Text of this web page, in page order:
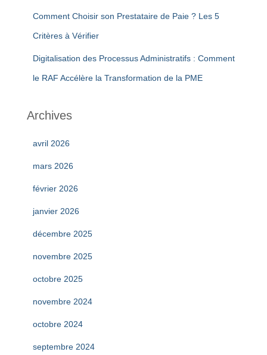
Comment Choisir son Prestataire de Paie ? Les 5
Critères à Vérifier
Digitalisation des Processus Administratifs : Comment
le RAF Accélère la Transformation de la PME
Archives
avril 2026
mars 2026
février 2026
janvier 2026
décembre 2025
novembre 2025
octobre 2025
novembre 2024
octobre 2024
septembre 2024